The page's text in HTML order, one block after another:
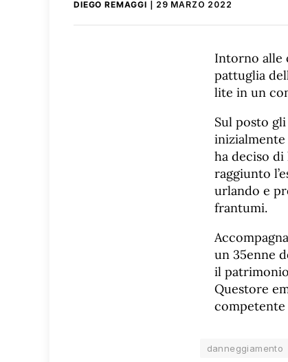
DIEGO REMAGGI 29 MARZO 2022
Intorno alle
pattuglia
lite in un
Sul posto
inizialmente
ha deciso
raggiunto
urlando e
frantumi.
un 35enne
il
Questore
competente
danneggiamento